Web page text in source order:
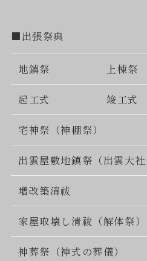
■出張祭典
地鎮祭 上棟祭
起工式 竣工式
宅神祭（神棚祭）
出雲屋敷地鎮祭（出雲大社
増改築清祓
家屋取壊し清祓（解体祭）
神葬祭（神式の葬儀）